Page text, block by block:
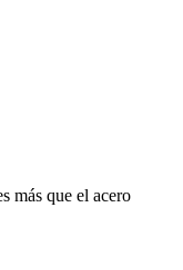
más que el acero